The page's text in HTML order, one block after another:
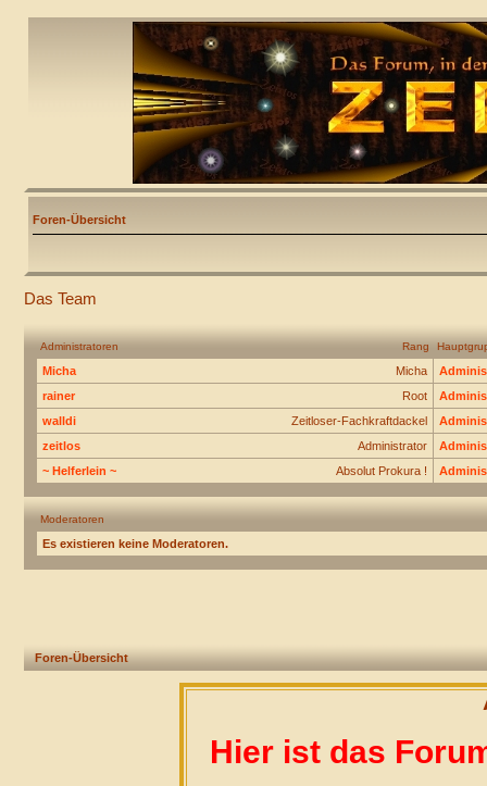
Foren-Übersicht
Das Team
Rang
Administratoren
Micha
Micha
Root
rainer
Zeitloser-Fachkraftdackel
walldi
Administrator
zeitlos
Absolut Prokura !
~ Helferlein ~
Moderatoren
Es existieren keine Moderatoren.
Foren-Übersicht
Hier ist das